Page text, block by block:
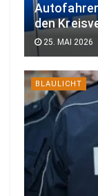
den
25. MAI 2026
BLAULICHT